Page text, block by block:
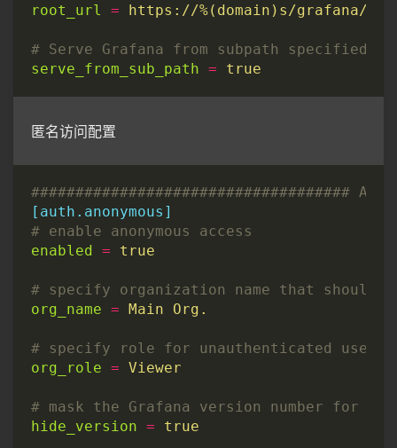
root_url
= https://%(domain)s/grafana/
# Serve Grafana from subpath
serve_from_sub_path = true
匿名访问配置
####################################
[auth.anonymous]
# enable anonymous access
enabled = true
# specify organization name that should
org_name = Main Org.
# specify role for unauthenticated users
org_role = Viewer
# mask the Grafana version number for
hide_version = true